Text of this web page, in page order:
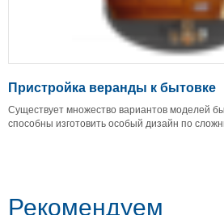
Пристройка веранды к бытовке
Существует множество вариантов моделей
способны изготовить особый дизайн по
Рекомендуем